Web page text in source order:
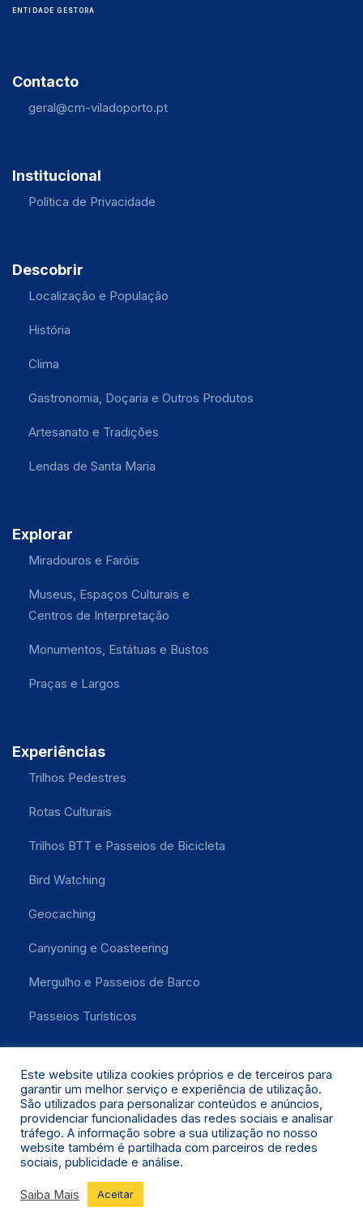
ENTIDADE GESTORA
Contacto
geral@cm-viladoporto.pt
Institucional
Política de Privacidade
Descobrir
Localização e População
História
Clima
Gastronomia, Doçaria e Outros Produtos
Artesanato e Tradições
Lendas de Santa Maria
Explorar
Miradouros e Faróis
Museus, Espaços Culturais e
Centros de Interpretação
Monumentos, Estátuas e Bustos
Praças e Largos
Experiências
Trilhos Pedestres
Rotas Culturais
Trilhos BTT e Passeios de Bicicleta
Bird Watching
Geocaching
Canyoning e Coasteering
Mergulho e Passeios de Barco
Passeios Turísticos
Santa Maria 2021 © Todos os Direitos Reservados.
Este website utiliza cookies próprios e de terceiros para
garantir um melhor serviço e experiência de utilização.
São utilizados para personalizar conteúdos e anúncios,
providenciar funcionalidades das redes sociais e analisar
tráfego. A informação sobre a sua utilização no nosso
website também é partilhada com parceiros de redes
sociais, publicidade e análise.
Saiba Mais Aceitar